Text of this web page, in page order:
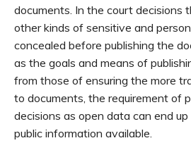
documents. In the court decisions
other kinds of sensitive and
concealed before publishing the
as the goals and means of
from those of ensuring the more
to documents, the requirement of
decisions as open data can end
public information available.